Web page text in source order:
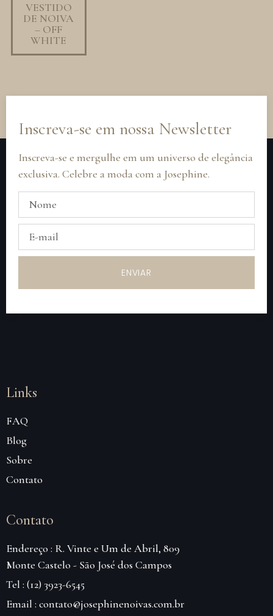
VESTIDO
DE NOIVA
– OFF
WHITE
Inscreva-se em nossa Newsletter
Inscreva-se e mergulhe em um universo de elegância
exclusiva. Celebre a moda com a Josephine.
ENVIAR
Links
FAQ
Blog
Sobre
Contato
Contato
Endereço : R. Vinte e Um de Abril, 809
Monte Castelo - São José dos Campos
Tel : (12) 3923-6545
Email : contato@josephinenoivas.com.br